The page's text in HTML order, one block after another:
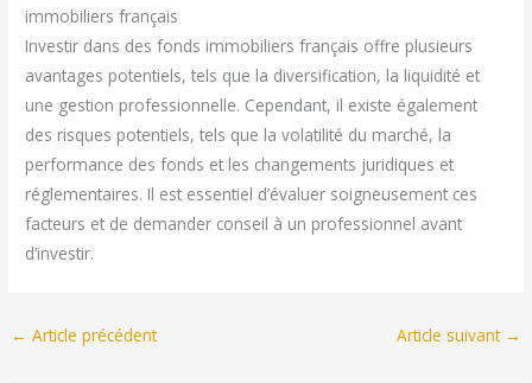
immobiliers français
Investir dans des fonds immobiliers français offre plusieurs
avantages potentiels, tels que la diversification, la liquidité et
une gestion professionnelle. Cependant, il existe également
des risques potentiels, tels que la volatilité du marché, la
performance des fonds et les changements juridiques et
réglementaires. Il est essentiel d’évaluer soigneusement ces
facteurs et de demander conseil à un professionnel avant
d’investir.
← Article précédent Article suivant →